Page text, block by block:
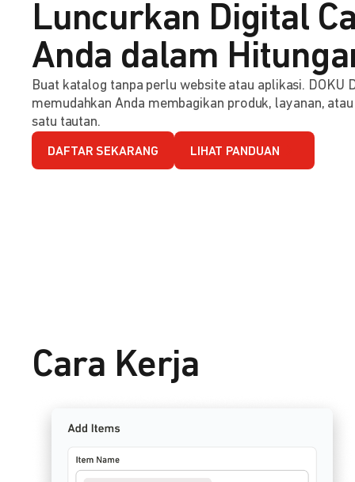
Luncurkan Digital
Anda dalam
Buat katalog tanpa perlu website atau aplikasi. DOKU
memudahkan Anda membagikan produk, layanan,
satu tautan.
DAFTAR SEKARANG LIHAT PANDUAN
Cara Kerja